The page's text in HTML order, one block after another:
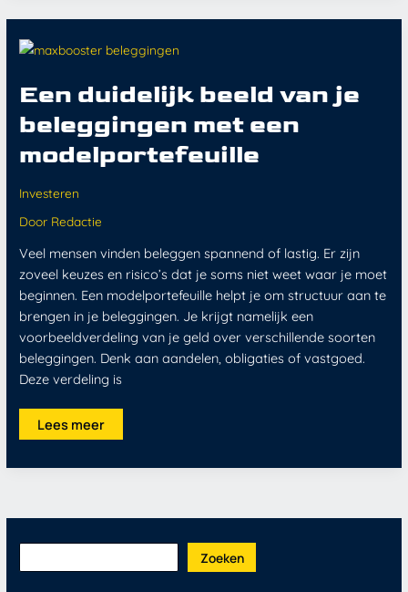
Een duidelijk beeld van je
beleggingen met een
modelportefeuille
Investeren
Door Redactie
Veel mensen vinden beleggen spannend of lastig. Er zijn
zoveel keuzes en risico’s dat je soms niet weet waar je moet
beginnen. Een modelportefeuille helpt je om structuur aan te
brengen in je beleggingen. Je krijgt namelijk een
voorbeeldverdeling van je geld over verschillende soorten
beleggingen. Denk aan aandelen, obligaties of vastgoed.
Deze verdeling is
Een
beeld
beleggingen
met
een
modelportefeuille
Lees meer
Zoeken